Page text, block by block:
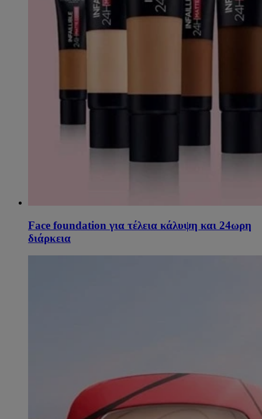
Face foundation για τέλεια κάλυψη και 24ωρη
διάρκεια